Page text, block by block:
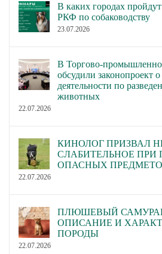
В каких городах
РКФ по собаководству
23.07.2026
В Торгово-
обсудили законопроект
деятельности по
животных
22.07.2026
КИНОЛОГ ПРИЗВАЛ
СЛАБИТЕЛЬНОЕ ПРИ
ОПАСНЫХ
22.07.2026
ПЛЮШЕВЫЙ
ОПИСАНИЕ И
ПОРОДЫ
22.07.2026